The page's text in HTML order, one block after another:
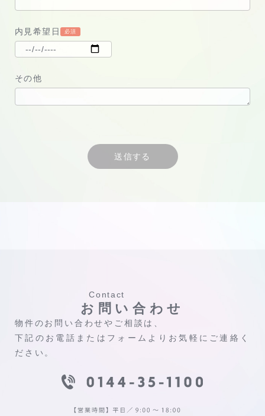
内見希望日 必須
その他
Contact
お問い合わせ
物件のお問い合わせやご相談は、
下記のお電話またはフォームよりお気軽にご連絡く
ださい。